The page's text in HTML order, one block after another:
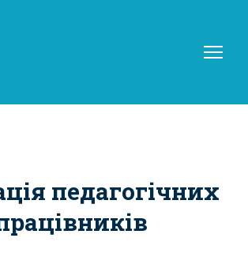
педагогічних